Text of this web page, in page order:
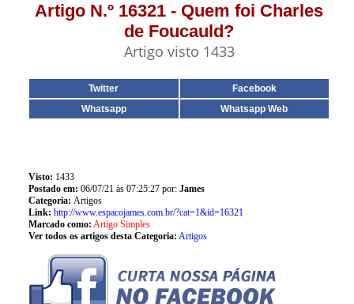
Artigo N.º 16321 - Quem foi Charles
de Foucauld?
Artigo visto 1433
Twitter
Facebook
Whatsapp
Whatsapp Web
Visto: 1433
Postado em: 06/07/21 às 07:25:27 por: James
Categoria: Artigos
Link: http://www.espacojames.com.br/?cat=1&id=16321
Marcado como: Artigo Simples
Ver todos os artigos desta Categoria: Artigos